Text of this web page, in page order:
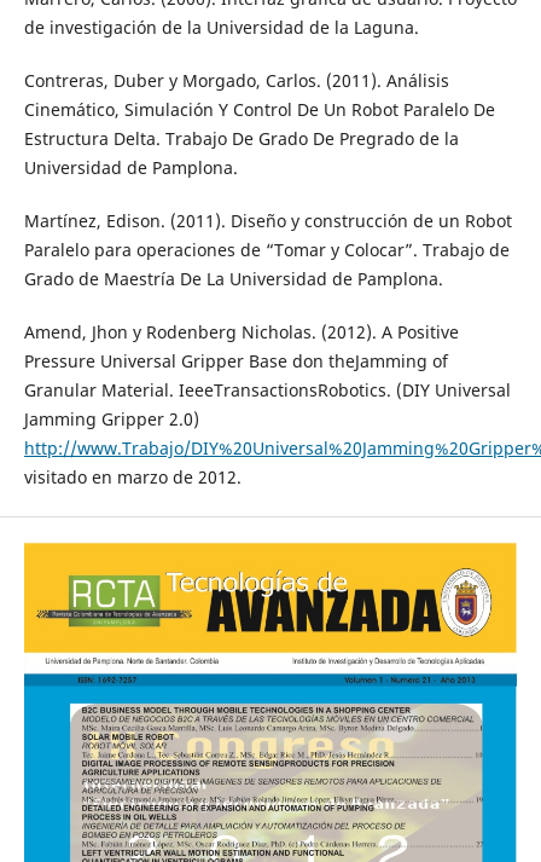
de investigación de la Universidad de la Laguna.
Contreras, Duber y Morgado, Carlos. (2011). Análisis
Cinemático, Simulación Y Control De Un Robot Paralelo De
Estructura Delta. Trabajo De Grado De Pregrado de la
Universidad de Pamplona.
Martínez, Edison. (2011). Diseño y construcción de un Robot
Paralelo para operaciones de “Tomar y Colocar”. Trabajo de
Grado de Maestría De La Universidad de Pamplona.
Amend, Jhon y Rodenberg Nicholas. (2012). A Positive
Pressure Universal Gripper Base don theJamming of
Granular Material. IeeeTransactionsRobotics. (DIY Universal
Jamming Gripper 2.0)
http://www.Trabajo/
visitado en marzo de 2012.